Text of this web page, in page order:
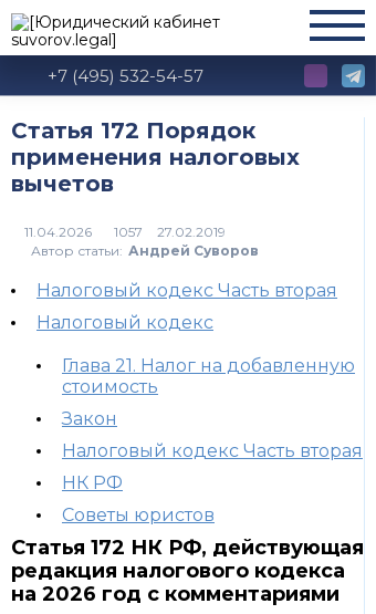
+7 (495) 532-54-57
Статья 172 Порядок
применения налоговых
вычетов
1057
Автор статьи: Андрей Суворов
Налоговый кодекс Часть вторая
Налоговый кодекс
Глава 21. Налог на добавленную
стоимость
Закон
Налоговый кодекс Часть вторая
НК РФ
Советы юристов
Статья 172 НК РФ, действующая
редакция налогового кодекса
на 2026 год с комментариями